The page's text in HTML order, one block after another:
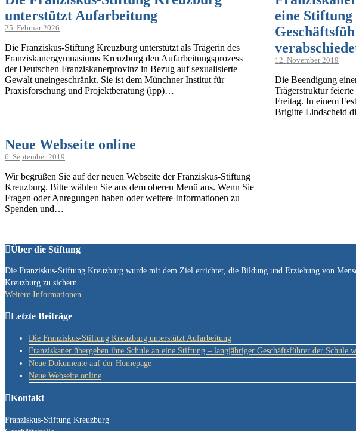
unterstützt Aufarbeitung
25. Februar 2026
Die Franziskus-Stiftung Kreuzburg unterstützt als Trägerin des
Franziskanergymnasiums Kreuzburg den Aufarbeitungsprozess
der Deutschen Franziskanerprovinz in Bezug auf sexualisierte
Gewalt uneingeschränkt. Sie ist dem Münchner Institut für
Praxisforschung und Projektberatung (ipp)…
eine
12. November 2019
Die Beendigung
Trägerstruktur
Freitag. In einem
Brigitte Lindscheid
Neue Webseite online
6. September 2019
Wir begrüßen Sie auf der neuen Webseite der Franziskus-Stiftung
Kreuzburg. Bitte wählen Sie aus dem oberen Menü aus. Wenn Sie
Fragen oder Anregungen haben oder weitere Informationen zu
Spenden und…
Über die Stiftung
Die Franziskus-Stiftung Kreuzburg wurde mit dem Ziel errichtet, die Bildung und Erziehung von
Kreuzburg zu sichern.
Weitere Informationen...
Letzte Beiträge
Die Franziskus-Stiftung Kreuzburg unterstützt Aufarbeitung
Franziskaner übergeben ihre Schule an eine Stiftung – langjähriger Geschäftsführer der Schule
Neue Dokumente auf der Homepage
Neue Webseite online
Kontakt
Franziskus-Stiftung Kreuzburg